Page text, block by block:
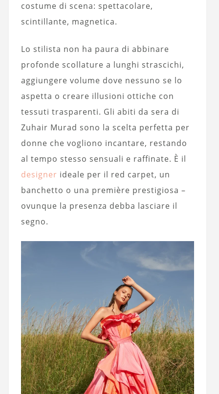
costume di scena: spettacolare,
scintillante, magnetica.
Lo stilista non ha paura di abbinare
profonde scollature a lunghi strascichi,
aggiungere volume dove nessuno se lo
aspetta o creare illusioni ottiche con
tessuti trasparenti. Gli abiti da sera di
Zuhair Murad sono la scelta perfetta per
donne che vogliono incantare, restando
al tempo stesso sensuali e raffinate. È il
designer ideale per il red carpet, un
banchetto o una première prestigiosa –
ovunque la presenza debba lasciare il
segno.